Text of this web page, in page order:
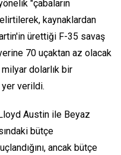
"çabaların
kaynaklardan
ürettiği F-35 savaş
70 uçaktan az olacak
dolarlık bir
verildi.
Austin ile Beyaz
bütçe
ancak bütçe